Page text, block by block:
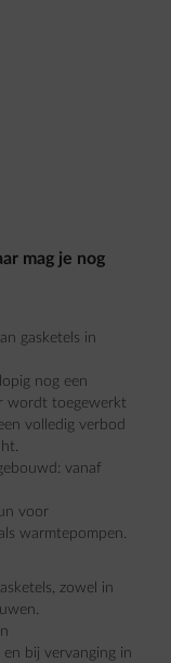
mag je nog
gasketels in
nog een
wordt toegewerkt
volledig verbod
vanaf
voor
warmtepompen.
zowel in
bij vervanging in